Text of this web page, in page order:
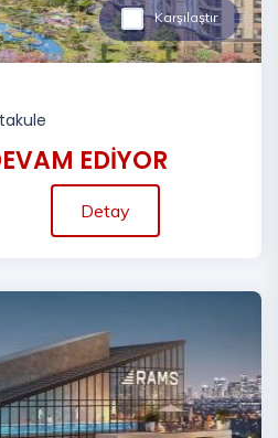
Karşılaştır
EDİYOR
Detay